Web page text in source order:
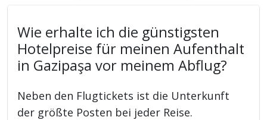
Wie erhalte ich die günstigsten
Hotelpreise für meinen Aufenthalt
in Gazipaşa vor meinem Abflug?
Neben den Flugtickets ist die Unterkunft
der größte Posten bei jeder Reise.